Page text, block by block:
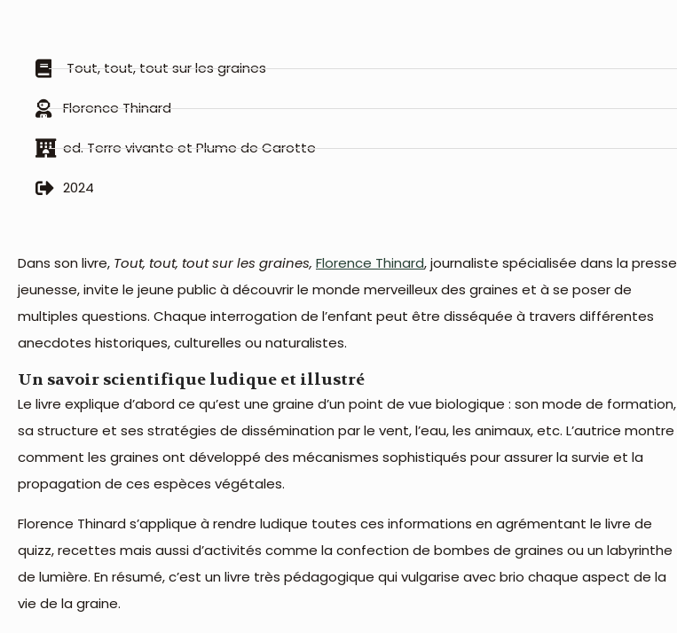
Tout, tout, tout sur les graines
Florence Thinard
ed. Terre vivante et Plume de Carotte
2024
Dans son livre, Tout, tout, tout sur les graines, Florence Thinard, journaliste spécialisée dans la presse
jeunesse, invite le jeune public à découvrir le monde merveilleux des graines et à se poser de
multiples questions. Chaque interrogation de l’enfant peut être disséquée à travers différentes
anecdotes historiques, culturelles ou naturalistes.
Un savoir scientifique ludique et illustré
Le livre explique d’abord ce qu’est une graine d’un point de vue biologique : son mode de formation,
sa structure et ses stratégies de dissémination par le vent, l’eau, les animaux, etc. L’autrice montre
comment les graines ont développé des mécanismes sophistiqués pour assurer la survie et la
propagation de ces espèces végétales.
Florence Thinard s’applique à rendre ludique toutes ces informations en agrémentant le livre de
quizz, recettes mais aussi d’activités comme la confection de bombes de graines ou un labyrinthe
de lumière. En résumé, c’est un livre très pédagogique qui vulgarise avec brio chaque aspect de la
vie de la graine.